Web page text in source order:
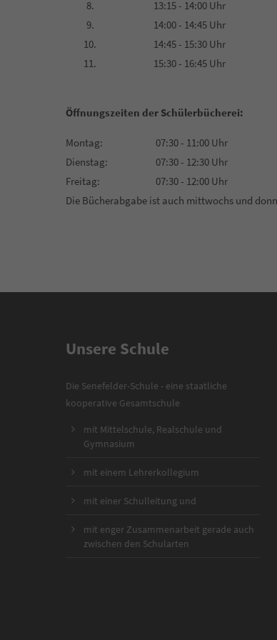
8.
13:15 - 14:00 Uhr
9.
14:00 - 14:45 Uhr
10.
14:45 - 15:30 Uhr
11.
15:30 - 16:45 Uhr
Öffnungszeiten der Schülerbücherei:
Montag:
07:30 - 11:00 Uhr
Dienstag:
07:30 - 12:30 Uhr
Freitag:
07:30 - 12:00 Uhr
Die Bücherabgabe ist auch mittwochs und
Unsere Schule
Die Senefelder-Schule - eine staatliche
kooperative Gesamtschule
mit Mittelschule, Realschule und
Gymnasium
mit einem Lehrerkollegium
mit einer Schulleitung und
mit enger Zusammenarbeit gerade auch
zwischen den Schularten